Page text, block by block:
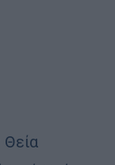
Θεία